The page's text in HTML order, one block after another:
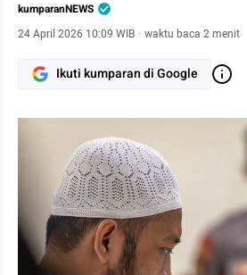
kumparanNEWS
24 April 2026 10:09 WIB · waktu baca 2 menit
Ikuti kumparan di Google